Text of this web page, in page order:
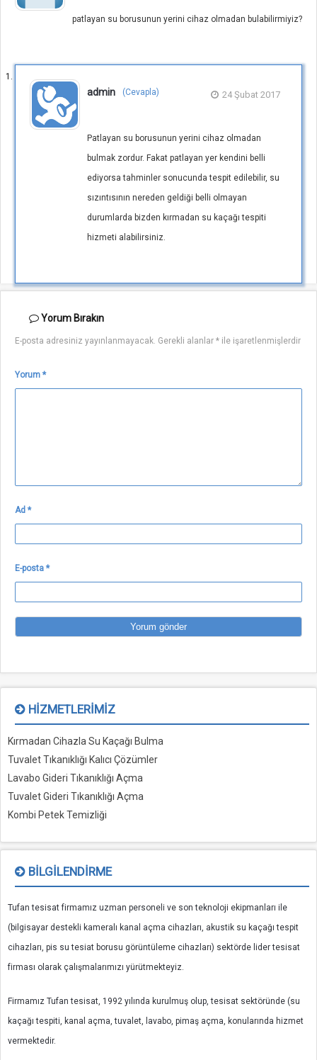
patlayan su borusunun yerini cihaz olmadan bulabilirmiyiz?
admin 24 Şubat 2017
(Cevapla)
Patlayan su borusunun yerini cihaz olmadan
bulmak zordur. Fakat patlayan yer kendini belli
ediyorsa tahminler sonucunda tespit edilebilir, su
sızıntısının nereden geldiği belli olmayan
durumlarda bizden kırmadan su kaçağı tespiti
hizmeti alabilirsiniz.
Yorum Bırakın
E-posta adresiniz yayınlanmayacak. Gerekli alanlar * ile işaretlenmişlerdir
Yorum *
Ad *
E-posta *
HIZMETLERIMIZ
Kırmadan Cihazla Su Kaçağı Bulma
Tuvalet Tıkanıklığı Kalıcı Çözümler
Lavabo Gideri Tıkanıklığı Açma
Tuvalet Gideri Tıkanıklığı Açma
Kombi Petek Temizliği
BILGILENDIRME
Tufan tesisat firmamız uzman personeli ve son teknoloji ekipmanları ile
(bilgisayar destekli kameralı kanal açma cihazları, akustik su kaçağı tespit
cihazları, pis su tesiat borusu görüntüleme cihazları) sektörde lider tesisat
firması olarak çalışmalarımızı yürütmekteyiz.
Firmamız Tufan tesisat, 1992 yılında kurulmuş olup, tesisat sektöründe (su
kaçağı tespiti, kanal açma, tuvalet, lavabo, pimaş açma, konularında hizmet
vermektedir.